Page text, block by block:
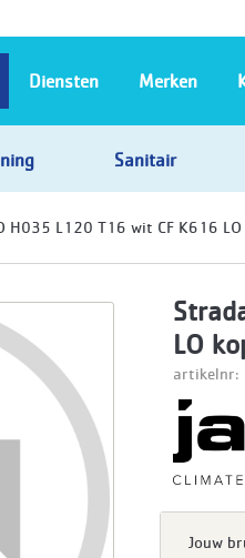
Sanitair
Diensten Merken
H035 L120 T16 wit CF K616 LO
LO
artikelnr:
Jouw